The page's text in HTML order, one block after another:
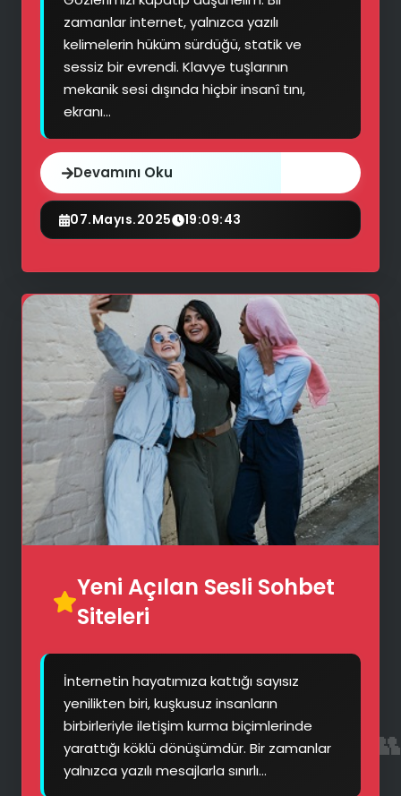
👥
zamanlar internet, yalnızca yazılı
kelimelerin hüküm sürdüğü, statik ve
sessiz bir evrendi. Klavye tuşlarının
mekanik sesi dışında hiçbir insanî tını,
ekranı...
Devamını Oku
07.Mayıs.2025 19:09:43
Yeni Açılan Sesli Sohbet
Siteleri
İnternetin hayatımıza kattığı sayısız
yenilikten biri, kuşkusuz insanların
birbirleriyle iletişim kurma biçimlerinde
yarattığı köklü dönüşümdür. Bir zamanlar
yalnızca yazılı mesajlarla sınırlı...